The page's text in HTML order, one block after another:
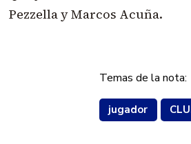
Pezzella y Marcos Acuña.
Temas de la nota:
jugador